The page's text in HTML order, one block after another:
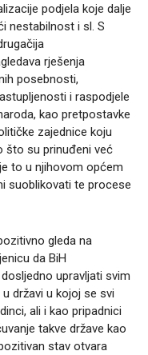
podjela koje dalje
nestabilnost i sl. S
rješenja
posebnosti,
i raspodjele
kao pretpostavke
zajednice koju
što su prinuđeni već
to u njihovom općem
suoblikovati te procese
gleda na
da BiH
upravljati svim
državi u kojoj se svi
ali i kao pripadnici
takve države kao
stav otvara